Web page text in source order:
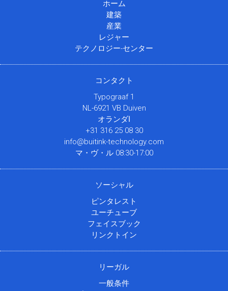
ホーム
建築
産業
レジャー
テクノロジー-センター
コンタクト
Typograaf 1
NL-6921 VB Duiven
+31 316 25 08 30
info@buitink-technology.com
マ・ヴ・ル 08:30-17:00
ソーシャル
ピンタレスト
ユーチューブ
フェイスブック
リンクトイン
リーガル
一般条件